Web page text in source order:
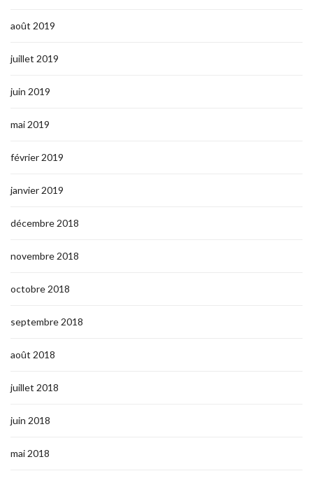
août 2019
juillet 2019
juin 2019
mai 2019
février 2019
janvier 2019
décembre 2018
novembre 2018
octobre 2018
septembre 2018
août 2018
juillet 2018
juin 2018
mai 2018